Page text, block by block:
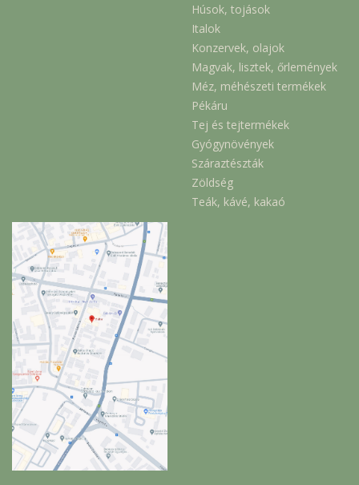
Húsok, tojások
Italok
Konzervek, olajok
Magvak, lisztek, őrlemények
Méz, méhészeti termékek
Pékáru
Tej és tejtermékek
Gyógynövények
Száraztészták
Zöldség
Teák, kávé, kakaó